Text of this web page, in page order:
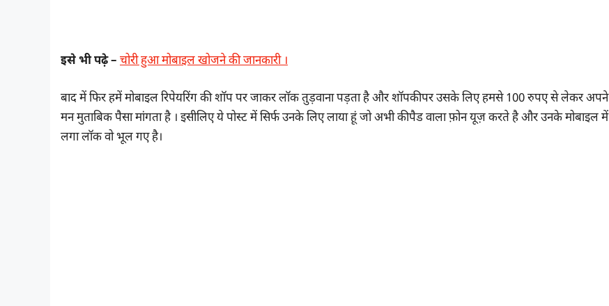
इसे भी पढ़े – चोरी हुआ मोबाइल खोजने की जानकारी ।
बाद में फिर हमें मोबाइल रिपेयरिंग की शॉप पर जाकर लॉक तुड़वाना पड़ता है और शॉपकीपर उसके लिए हमसे 100 रुपए से लेकर अपने
मन मुताबिक पैसा मांगता है । इसीलिए ये पोस्ट में सिर्फ उनके लिए लाया हूं जो अभी कीपैड वाला फ़ोन यूज़ करते है और उनके मोबाइल में
लगा लॉक वो भूल गए है।